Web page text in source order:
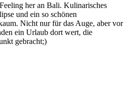
her an Bali. Kulinarisches
und ein so schönen
Nicht nur für das Auge, aber vor
ein Urlaub dort wert, die
gebracht;)